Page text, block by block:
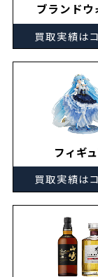
ブランドウ
買取実績は
フィギ
買取実績は